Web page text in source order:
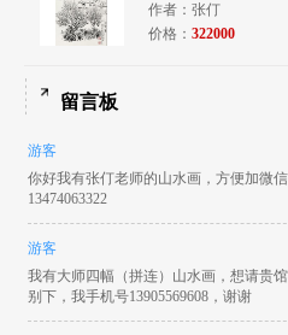
作者：张仃
价格： 322000
留言板
游客
你好我有张仃老师的山水画，方便加微信
13474063322
游客
我有大师四幅（拼连）山水画，想请贵
别下，我手机号13905569608，谢谢